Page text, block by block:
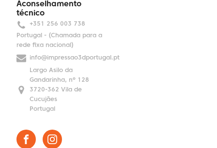
Aconselhamento
técnico
+351 256 003 738
Portugal - (Chamada para a
rede fixa nacional)
info@impressao3dportugal.pt
Largo Asilo da
Gandarinha, nº 128
3720-362 Vila de
Cucujães
Portugal